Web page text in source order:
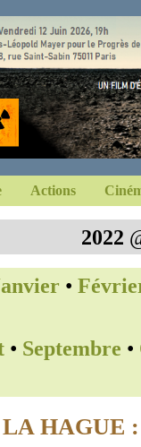
Actions
2022
•
• Septembre •
LA HAGUE